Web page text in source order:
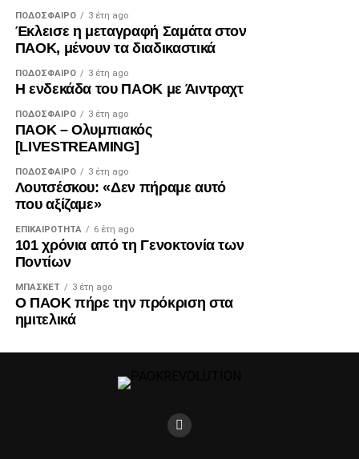
ΠΟΔΌΣΦΑΙΡΟ 3 έτη ago
Έκλεισε η μεταγραφή Σαμάτα στον
ΠΑΟΚ, μένουν τα διαδικαστικά
ΠΟΔΌΣΦΑΙΡΟ 3 έτη ago
Η ενδεκάδα του ΠΑΟΚ με Άιντραχτ
ΠΟΔΌΣΦΑΙΡΟ 3 έτη ago
ΠΑΟΚ – Ολυμπιακός
[LIVESTREAMING]
ΠΟΔΌΣΦΑΙΡΟ 3 έτη ago
Λουτσέσκου: «Δεν πήραμε αυτό
που αξίζαμε»
ΕΠΙΚΑΙΡΌΤΗΤΑ 6 έτη ago
101 χρόνια από τη Γενοκτονία των
Ποντίων
ΜΠΆΣΚΕΤ 3 έτη ago
Ο ΠΑΟΚ πήρε την πρόκριση στα
ημιτελικά